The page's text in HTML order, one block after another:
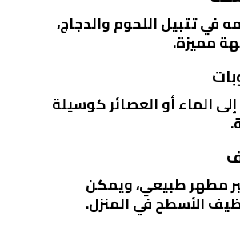
في تتبيل اللحوم والدجاج،
مميزة.
الماء أو العصائر كوسيلة
مطهر طبيعي، ويمكن
الأسطح في المنزل.